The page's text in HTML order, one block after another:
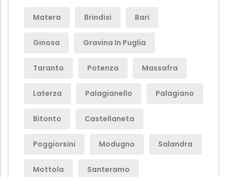
Matera Brindisi Bari
Ginosa Gravina In Puglia
Taranto Potenza Massafra
Laterza Palagianello Palagiano
Bitonto Castellaneta
Poggiorsini Modugno Salandra
Mottola Santeramo